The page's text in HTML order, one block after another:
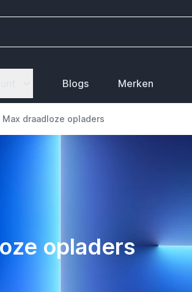
Blogs Merken
Max draadloze opladers
opladers